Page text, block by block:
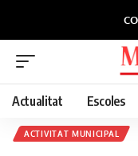
Actualitat Escoles
ACTIVITAT MUNICIPAL